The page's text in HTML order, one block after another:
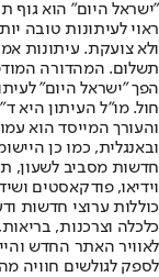
"ישראל היום" הוא גוף
ראוי לעיתונות טובה
ולא צועקת. עיתונות
הפך "ישראל היום"
חול. מו"ל העיתון היא
והעורך המייסד הוא
חדשות מסביב לשעון,
וידיאו, פודקאסטים
כוללות ערוצי חדשות
לאוויר האתר החדש
לספק לגולשים חוויה